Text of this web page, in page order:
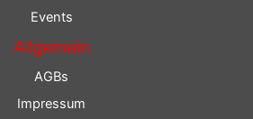
Events
Allgemein
AGBs
Impressum